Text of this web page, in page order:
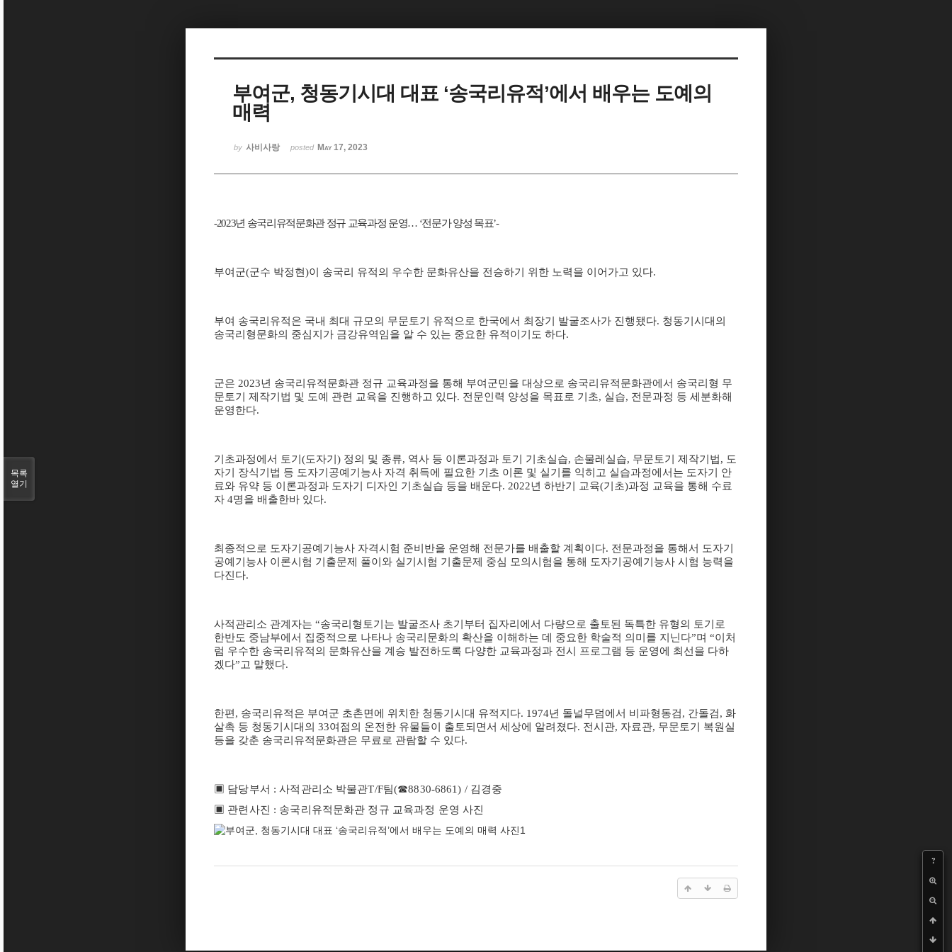
부여군, 청동기시대 대표 ‘송국리유적’에서 배우는 도예의
매력
by 사비사랑 posted May 17, 2023
?
-2023년 송국리유적문화관 정규 교육과정 운영… ‘전문가 양성 목표’-
부여군(군수 박정현)이 송국리 유적의 우수한 문화유산을 전승하기 위한 노력을 이어가고 있다.
부여 송국리유적은 국내 최대 규모의 무문토기 유적으로 한국에서 최장기 발굴조사가 진행됐다. 청동기시대의
송국리형문화의 중심지가 금강유역임을 알 수 있는 중요한 유적이기도 하다.
군은 2023년 송국리유적문화관 정규 교육과정을 통해 부여군민을 대상으로 송국리유적문화관에서 송국리형 무
문토기 제작기법 및 도예 관련 교육을 진행하고 있다. 전문인력 양성을 목표로 기초, 실습, 전문과정 등 세분화해
운영한다.
기초과정에서 토기 (도자기 ) 정의 및 종류, 역사 등 이론과정과 토기 기초실습, 손물레실습, 무문토기 제작기법, 도
자기 장식기법 등 도자기공예기능사 자격 취득에 필요한 기초 이론 및 실기를 익히고 실습과정에서는 도자기 안
료와 유약 등 이론과정과 도자기 디자인 기초실습 등을 배운다. 2022년 하반기 교육(기초)과정 교육을 통해 수료
자 4명을 배출한바 있다.
최종적으로 도자기공예기능사 자격시험 준비반을 운영해 전문가를 배출할 계획이다. 전문과정을 통해서 도자기
공예기능사 이론시험 기출문제 풀이와 실기시험 기출문제 중심 모의시험을 통해 도자기공예기능사 시험 능력을
다진다.
사적관리소 관계자는 “송국리형토기는 발굴조사 초기부터 집자리에서 다량으로 출토된 독특한 유형의 토기로
한반도 중남부에서 집중적으로 나타나 송국리문화의 확산을 이해하는 데 중요한 학술적 의미를 지닌다”며 “이처
럼 우수한 송국리유적의 문화유산을 계승 발전하도록 다양한 교육과정과 전시 프로그램 등 운영에 최선을 다하
겠다”고 말했다.
한편, 송국리유적은 부여군 초촌면에 위치한 청동기시대 유적지다. 1974년 돌널무덤에서 비파형동검, 간돌검, 화
살촉 등 청동기시대의 33여점의 온전한 유물들이 출토되면서 세상에 알려졌다. 전시관, 자료관, 무문토기 복원실
등을 갖춘 송국리유적문화관은 무료로 관람할 수 있다.
▣ 담당부서 :사적관리소 박물관T/F팀(☎8830-6861) / 김경중
▣ 관련사진 : 송국리유적문화관 정규 교육과정 운영 사진
목록
열기
Sketchbook5, 스케치북5
Sketchbook5, 스케치북5